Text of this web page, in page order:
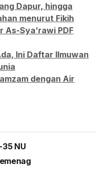
Dapur, hingga
menurut Fikih
As-Sya’rawi PDF
Ini Daftar Ilmuwan
dengan Air
NU